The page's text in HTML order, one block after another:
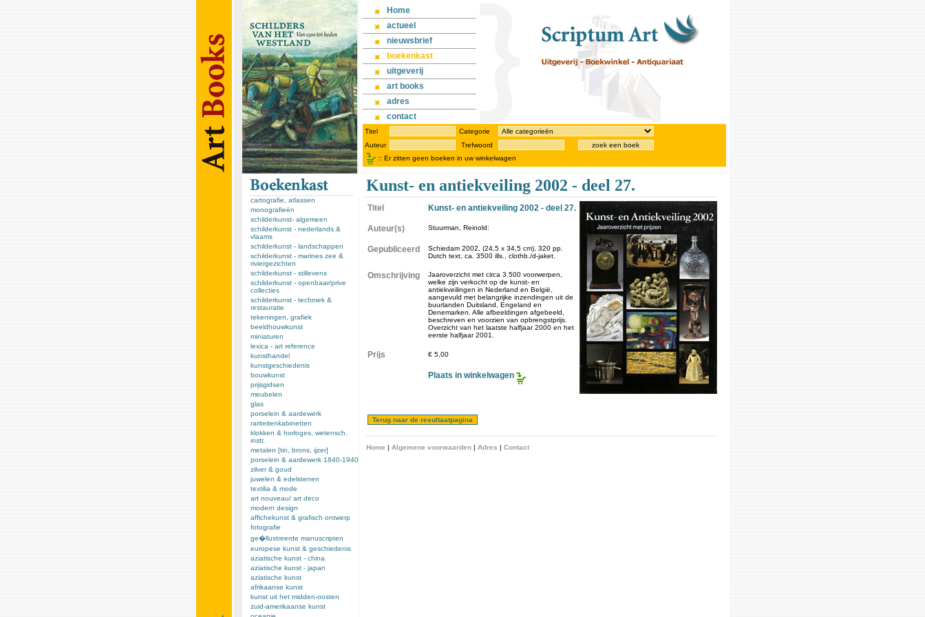
Home
actueel
nieuwsbrief
boekenkast
uitgeverij
art books
adres
contact
Titel
Categorie
Auteur
Trefwoord
zoek een boek
:: Er zitten geen boeken in uw winkelwagen
cartografie, atlassen
monografieën
schilderkunst- algemeen
schilderkunst - nederlands &
vlaams
schilderkunst - landschappen
schilderkunst - marines zee &
riviergezichten
schilderkunst - stillevens
schilderkunst - openbaar/prive
collecties
schilderkunst - techniek &
restauratie
tekeningen, grafiek
beeldhouwkunst
miniaturen
lexica - art reference
kunsthandel
kunstgeschiedenis
bouwkunst
prijsgidsen
meubelen
glas
porselein & aardewerk
rariteitenkabinetten
klokken & horloges, wetensch.
instr.
metalen [tin, brons, ijzer]
porselein & aardewerk 1840-1940
zilver & goud
juwelen & edelstenen
textilia & mode
art nouveau/ art deco
modern design
affichekunst & grafisch ontwerp
fotografie
ge�llustreerde manuscripten
europese kunst & geschiedenis
aziatische kunst - china
aziatische kunst - japan
aziatische kunst
afrikaanse kunst
kunst uit het midden-oosten
zuid-amerikaanse kunst
Kunst- en antiekveiling 2002 - deel 27.
Titel Kunst- en antiekveiling 2002 - deel 27.
Auteur(s) Stuurman, Reinold:
Gepubliceerd
Schiedam 2002, (24,5 x 34,5 cm), 320 pp.
Dutch text, ca. 3500 ills., clothb./d-jaket.
Omschrijving
Jaaroverzicht met circa 3.500 voorwerpen,
welke zijn verkocht op de kunst- en
antiekveilingen in Nederland en België,
aangevuld met belangrijke inzendingen uit de
buurlanden Duitsland, Engeland en
Denemarken. Alle afbeeldingen afgebeeld,
beschreven en voorzien van opbrengstprijs.
Overzicht van het laatste halfjaar 2000 en het
eerste halfjaar 2001.
Prijs € 5,00
Plaats in winkelwagen
Home | Algemene voorwaarden| Adres | Contact